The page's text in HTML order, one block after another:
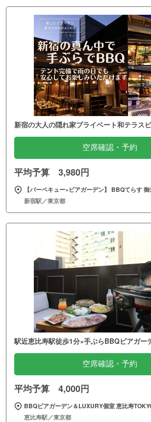
新宿の大人の隠れ家プライベート和テラス
空席確認・予約
平均予算 3,980円
【バーベキュー×ビアガーデン】 BBQてらす
新宿駅／東京都
駅近恵比寿駅徒歩1分×手ぶらBBQビアガー
空席確認・予約
平均予算 4,000円
BBQビアガーデン＆LUXURY個室 恵比寿
恵比寿駅／東京都